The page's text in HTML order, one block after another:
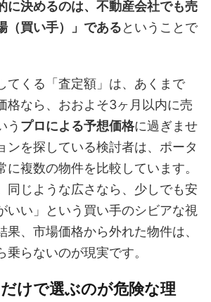
に決めるのは、不動産会社でも売
（買い手）」であるということで
てくる「査定額」は、あくまで
格なら、おおよそ3ヶ月以内に売
う プロによる予想価格に過ぎませ
ンを探している検討者は、ポータ
に複数の物件を比較しています。
同じような広さなら、少しでも安
いい」という買い手のシビアな視
果、市場価格から外れた物件は、
らないのが現実です。
けで選ぶのが危険な理